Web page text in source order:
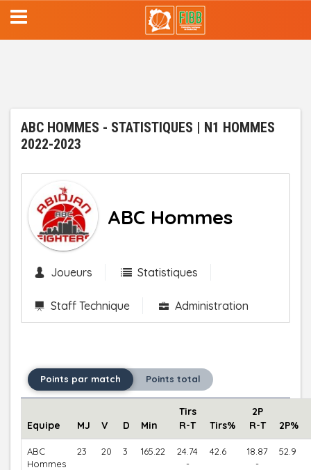
Aller
au
contenu
ABC HOMMES - STATISTIQUES | N1 HOMMES
2022-2023
ABC Hommes
Joueurs Statistiques
Staff Technique Administration
Points par match Points total
Equipe MJ V D Min
Tirs
R-T
Tirs%
2P
R-T
2P%
ABC
Hommes
23 20 3 165.22
24.74
-
42.6
18.87
-
52.9